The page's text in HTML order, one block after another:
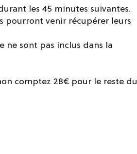
les 45 minutes suivantes.
pourront venir récupérer leurs
ne sont pas inclus dans la
comptez 28€ pour le reste du